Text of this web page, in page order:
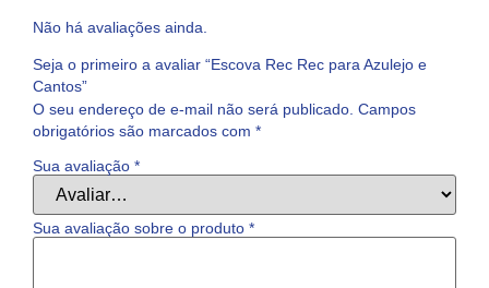
Não há avaliações ainda.
Seja o primeiro a avaliar “Escova Rec Rec para Azulejo e
Cantos”
O seu endereço de e-mail não será publicado. Campos
obrigatórios são marcados com *
Sua avaliação *
Sua avaliação sobre o produto *